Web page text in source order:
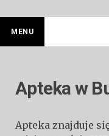
MENU
Apteka w
Apteka znajduje